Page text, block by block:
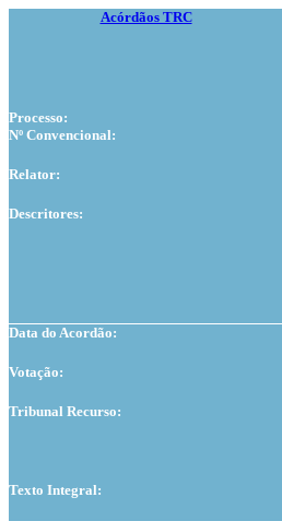
Acórdãos TRC
Processo:
Nº Convencional:
Relator:
Descritores:
Data do Acordão:
Votação:
Tribunal Recurso:
Texto Integral: